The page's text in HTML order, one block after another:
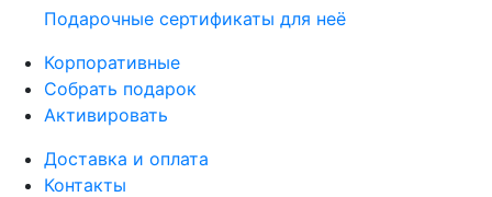
Подарочные сертификаты для неё
Корпоративные
Собрать подарок
Активировать
Доставка и оплата
Контакты